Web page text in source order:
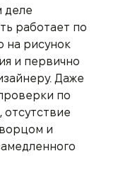
деле
работает по
на рисунок
и первично
Даже
по
, отсутствие
и